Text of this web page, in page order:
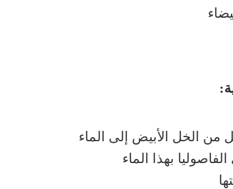
من الخل الأبيض إلى الماء
بهذا الماء